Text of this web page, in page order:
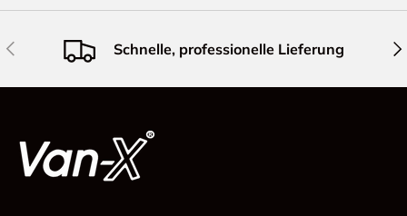
Vorherige Schnelle, professionelle Lieferung